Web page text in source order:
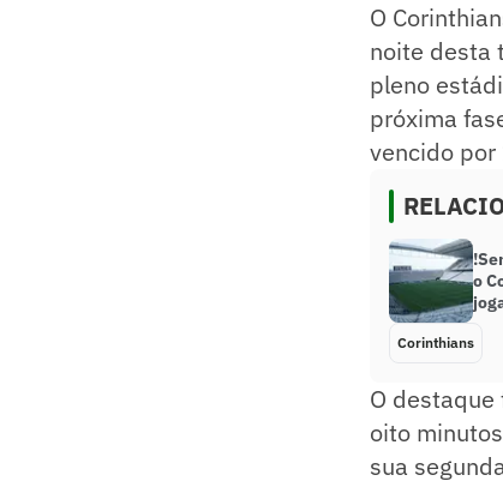
O
noite desta
pleno
próxima
vencido por
o
Corinthians
O
oito
sua